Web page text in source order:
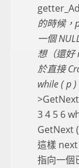
的時候，
一個
想（還好
於直接
while ( p
3 4 5 6
GetNext
這樣
指向一個